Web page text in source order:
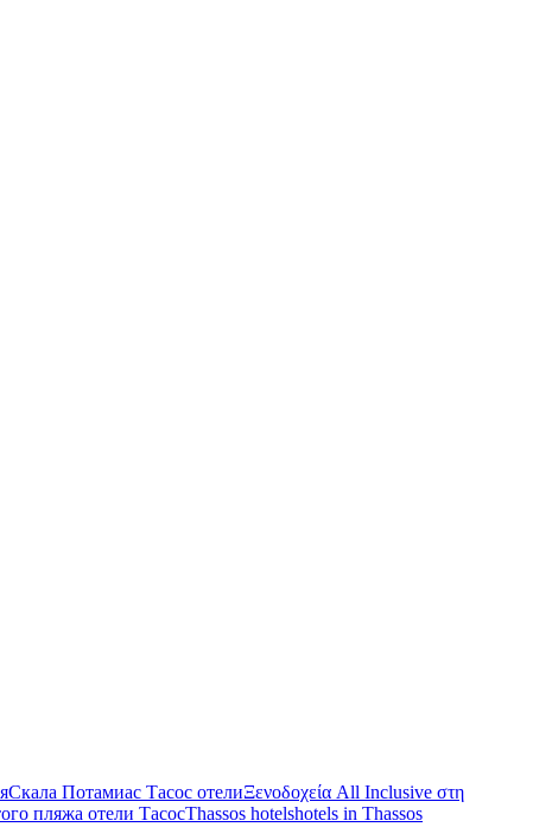
Скала Потамиас Тасос отелиΞενοδοχεία All Inclusive στη
пляжа отели ТасосThassos hotelshotels in Thassos